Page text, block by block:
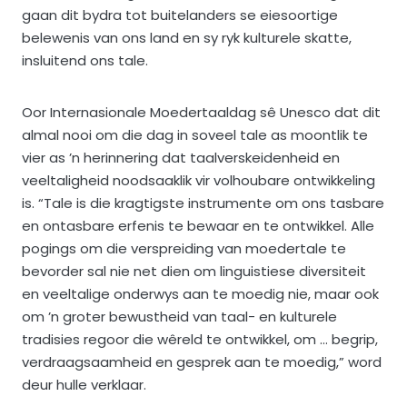
gaan dit bydra tot buitelanders se eiesoortige
belewenis van ons land en sy ryk kulturele skatte,
insluitend ons tale.
Oor Internasionale Moedertaaldag sê Unesco dat dit
almal nooi om die dag in soveel tale as moontlik te
vier as ’n herinnering dat taalverskeidenheid en
veeltaligheid noodsaaklik vir volhoubare ontwikkeling
is. “Tale is die kragtigste instrumente om ons tasbare
en ontasbare erfenis te bewaar en te ontwikkel. Alle
pogings om die verspreiding van moedertale te
bevorder sal nie net dien om linguistiese diversiteit
en veeltalige onderwys aan te moedig nie, maar ook
om ’n groter bewustheid van taal- en kulturele
tradisies regoor die wêreld te ontwikkel, om … begrip,
verdraagsaamheid en gesprek aan te moedig,” word
deur hulle verklaar.